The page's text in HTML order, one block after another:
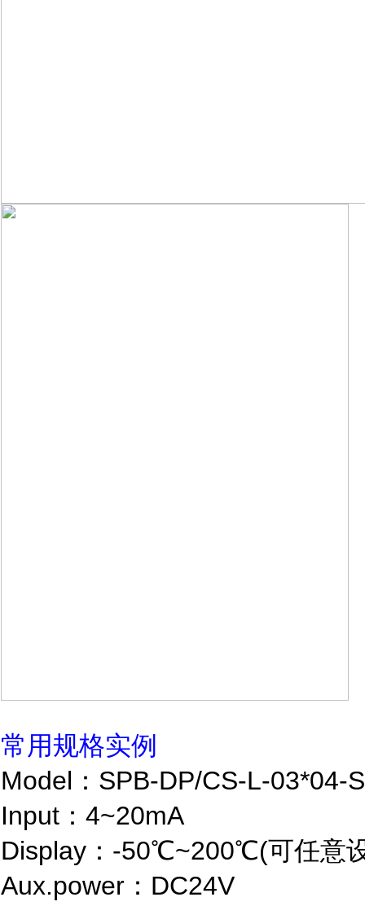
常用规格实例
Model：SPB-DP/CS-L-
Input：4~20mA
Display：-50℃~200℃(可任意
Aux.power：DC24V